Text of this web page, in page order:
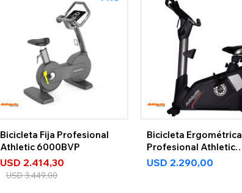
Bicicleta Fija Profesional
Athletic 6000BVP
USD 2.414,30
USD3.449,00
Bicicleta Ergométrica
Profesional Athletic
5900BV
USD 2.290,00